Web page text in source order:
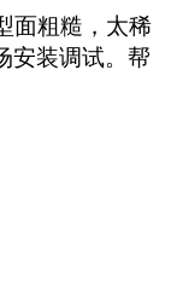
面粗糙，太稀
安装调试。帮